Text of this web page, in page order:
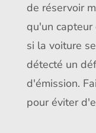
de réservoir
qu'un
si la voiture
détecté un
d'émission.
pour éviter